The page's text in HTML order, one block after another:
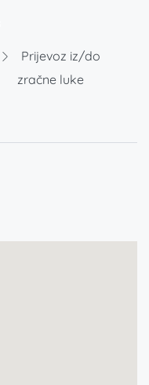
Prijevoz iz/do
zračne luke